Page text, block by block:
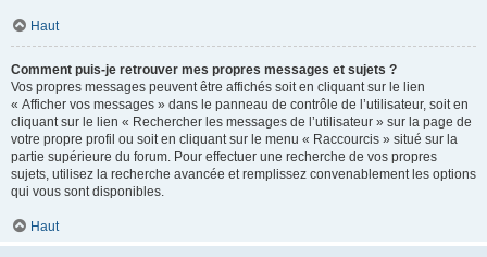
Haut
Comment puis-je retrouver mes propres messages et sujets ?
Vos propres messages peuvent être affichés soit en cliquant sur le lien
« Afficher vos messages » dans le panneau de contrôle de l’utilisateur, soit en
cliquant sur le lien « Rechercher les messages de l’utilisateur » sur la page de
votre propre profil ou soit en cliquant sur le menu « Raccourcis » situé sur la
partie supérieure du forum. Pour effectuer une recherche de vos propres
sujets, utilisez la recherche avancée et remplissez convenablement les options
qui vous sont disponibles.
Haut